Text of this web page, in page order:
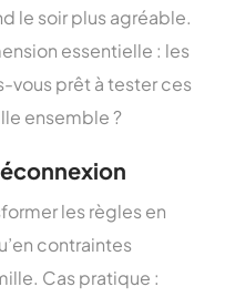
le soir plus agréable.
essentielle : les
vous prêt à tester ces
ensemble ?
les règles en
contraintes
Cas pratique :